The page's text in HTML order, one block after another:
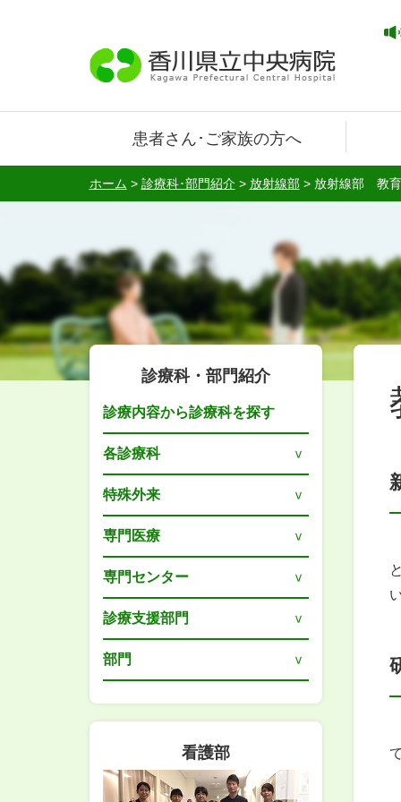
患者さん･ご家族の方へ
ホーム > 診療科･部門紹介> 放射線部> 放射線部 教育
診療科・部門紹介
診療内容から診療科を探す
各診療科
特殊外来
専門医療
専門センター
診療支援部門
部門
看護部